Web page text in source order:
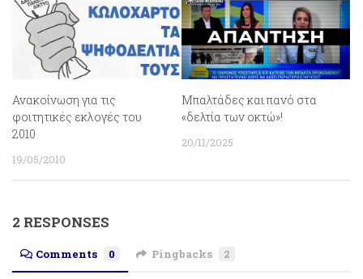
Ανακοίνωση για τις
φοιτητικές εκλογές του
2010
19/05/2010
Μπαλτάδες και πανό στα
«δελτία των οκτώ»!
20/11/2025
2 RESPONSES
Comments 0 Pingbacks 2